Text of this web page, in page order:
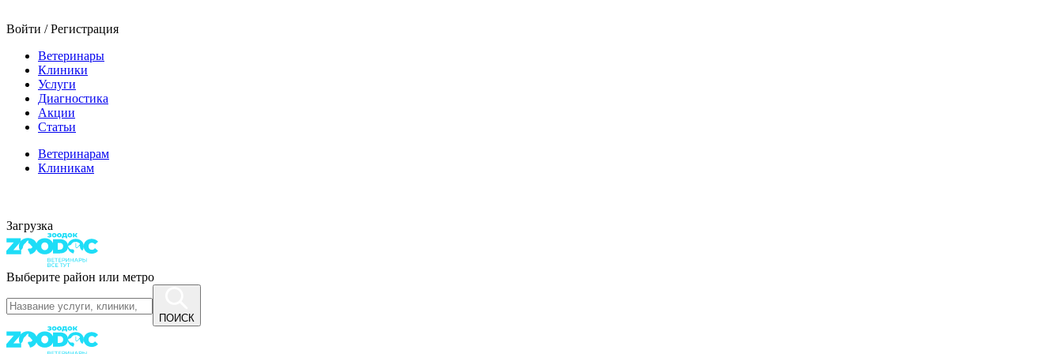
Войти / Регистрация
Ветеринары
Клиники
Услуги
Диагностика
Акции
Статьи
Ветеринарам
Клиникам
Загрузка
Выберите район или метро
ПОИСК